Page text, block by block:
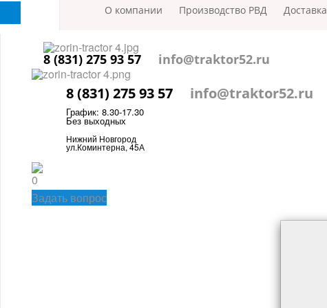
О компании Производство РВД Доставка
8 (831) 275 93 57 info@traktor52.ru
8 (831) 275 93 57 info@traktor52.ru
График: 8.30-17.30
Без выходных
Нижний Новгород
ул.Коминтерна, 45А
0
Задать вопрос